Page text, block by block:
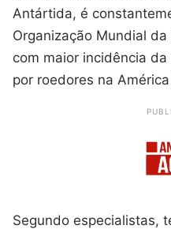
Antártida, é
Organização Mundial
com maior incidência
por roedores na
Segundo especialistas,